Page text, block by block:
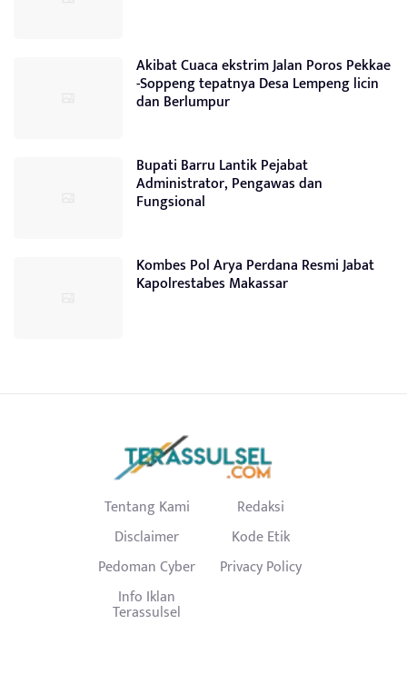
Akibat Cuaca ekstrim Jalan Poros Pekkae
-Soppeng tepatnya Desa Lempeng licin
dan Berlumpur
Bupati Barru Lantik Pejabat
Administrator, Pengawas dan
Fungsional
Kombes Pol Arya Perdana Resmi Jabat
Kapolrestabes Makassar
Tentang Kami
Redaksi
Disclaimer
Kode Etik
Pedoman Cyber
Privacy Policy
Info Iklan
Terassulsel